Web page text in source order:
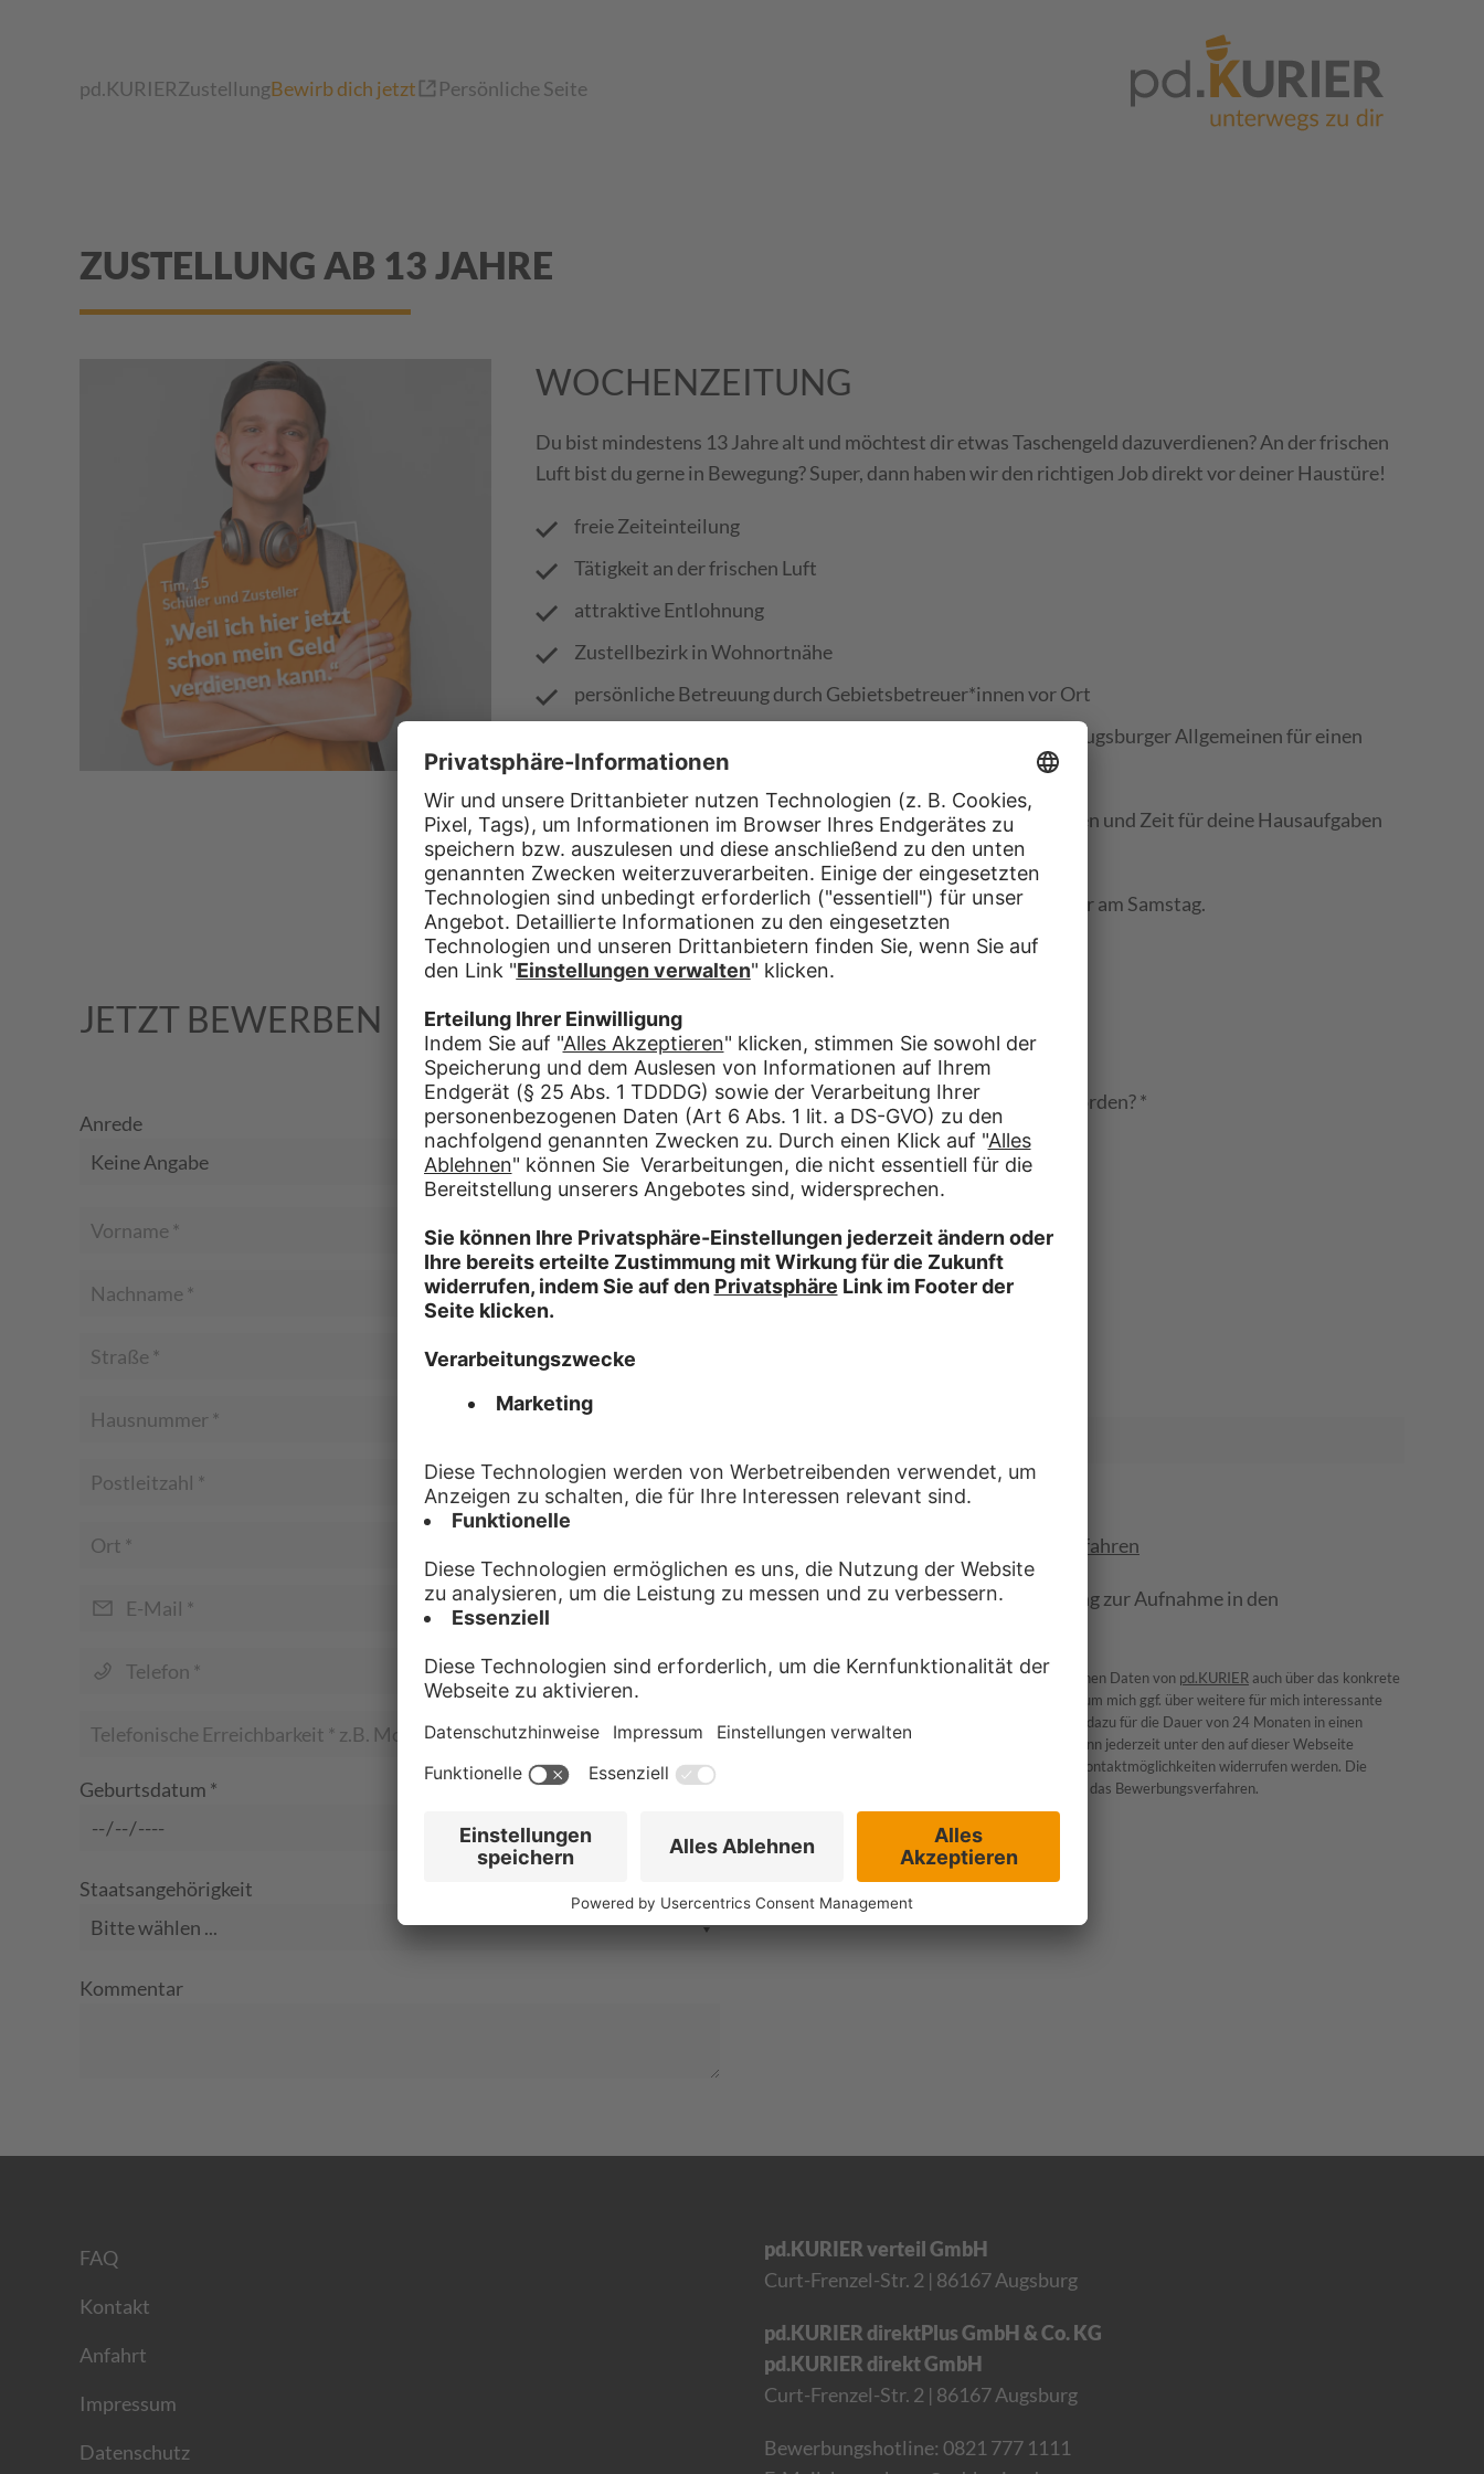
pd.KURIERZustellungBewirb dich jetzt Persönliche Seite
ZUSTELLUNG AB 13 JAHRE
WOCHENZEITUNG
Du bist mindestens 13 Jahre alt und möchtest dir etwas Taschengeld dazuverdienen? An der frischen
Luft bist du gerne in Bewegung? Super, dann haben wir den richtigen Job direkt vor deiner Haustüre!
freie Zeiteinteilung
Tätigkeit an der frischen Luft
attraktive Entlohnung
Zustellbezirk in Wohnortnähe
persönliche Betreuung durch Gebietsbetreuer*innen vor Ort
Mitarbeiterbonusprogramm (z.B. kostenloses E-Paper der Augsburger Allgemeinen für einen
Monat, Zusteller-Events)
Dank freier Zeiteinteilung hast du nebenbei noch genug Freiheiten und Zeit für deine Hausaufgaben
oder Hobbies.
Du verteilst verschiedene Wochenzeitungen und Anzeigenblätter am Samstag.
JETZT BEWERBEN
Anrede
Geburtsdatum *
Staatsangehörigkeit
Kommentar
Wie bist du auf uns aufmerksam geworden?*
Anzeigen Wochenzeitung
Anzeigen Gemeindeblätter
Suchzettel im Briefkasten
Abrisszettel
eBay Kleinanzeigen
Empfehlung
* = benötigte Angabe
Datenschutzhinweis im Bewerberverfahren
Datenschutzrechtliche Einwilligung zur Aufnahme in den
Hiermit willige ich ein, dass meine personenbezogenen Daten von pd.KURIER auch über das konkrete
Bewerbungsverfahren hinaus gespeichert werden, um mich ggf. über weitere für mich interessante
Stellenangebote zu informieren. Die Daten werden dazu für die Dauer von 24 Monaten in einen
Bewerberpool aufgenommen. Diese Einwilligung kann jederzeit unter den auf dieser Webseite
(Impressum, Dateschutzerklärung) angegebenen Kontaktmöglichkeiten widerrufen werden. Die
Einwilligung ist freiwillig und hat keinen Einfluss auf das Bewerbungsverfahren.
Bewerbung absenden
FAQ
Kontakt
Anfahrt
Impressum
Datenschutz
pd.KURIER verteil GmbH
Curt-Frenzel-Str. 2 | 86167 Augsburg
pd.KURIER direktPlus GmbH & Co. KG
pd.KURIER direkt GmbH
Curt-Frenzel-Str. 2 | 86167 Augsburg
Bewerbungshotline: 0821 777 1111